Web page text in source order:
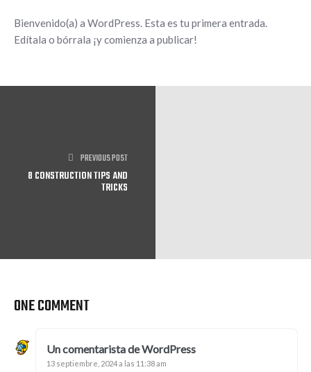
Bienvenido(a) a WordPress. Esta es tu primera entrada.
Edítala o bórrala ¡y comienza a publicar!
PREVIOUS POST
8 CONSTRUCTION TIPS AND
TRICKS
ONE COMMENT
Un comentarista de WordPress
13 septiembre, 2024 a las 11:38 am